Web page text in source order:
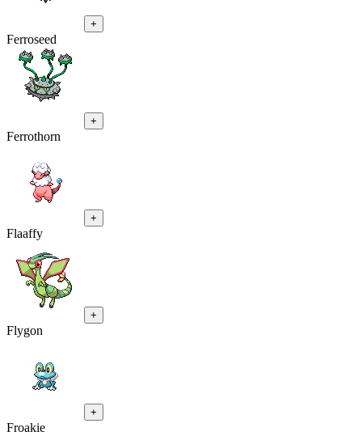
+
Ferroseed
+
Ferrothorn
+
Flaaffy
+
Flygon
+
Froakie